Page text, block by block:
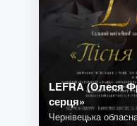
LEFRA (Олеся
серця»
Чернівецька